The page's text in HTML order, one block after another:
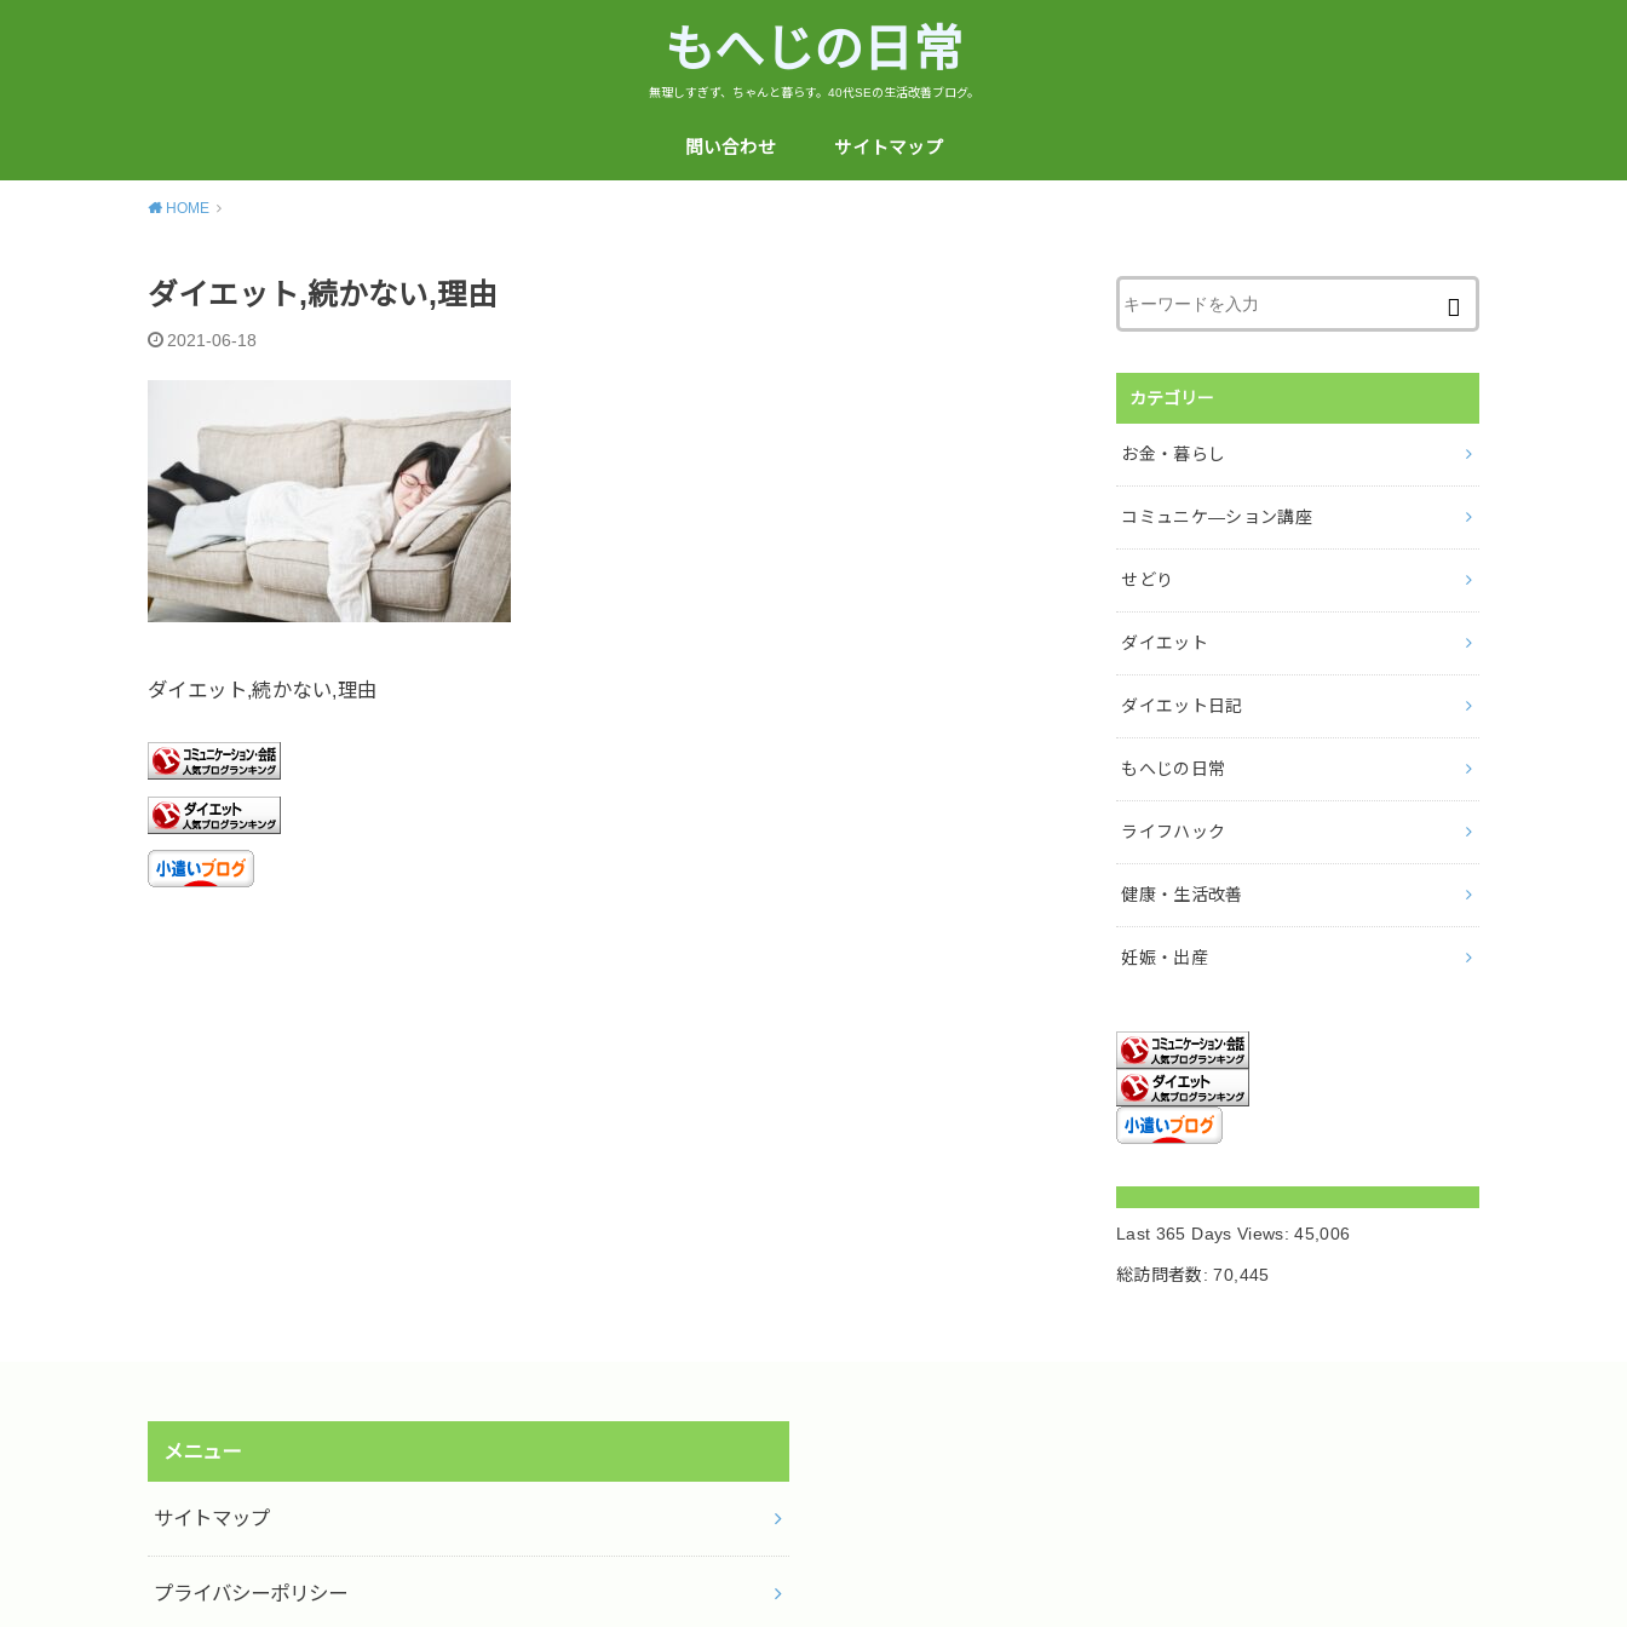
もへじの日常
無理しすぎず、ちゃんと暮らす。40代SEの生活改善ブログ。
問い合わせ サイトマップ
HOME
ダイエット,続かない,理由
2021-06-18
ダイエット,続かない,理由
カテゴリー
お金・暮らし
コミュニケ―ション講座
せどり
ダイエット
ダイエット日記
もへじの日常
ライフハック
健康・生活改善
妊娠・出産
Last 365 Days Views:45,006
総訪問者数:70,445
メニュー
サイトマップ
プライバシーポリシー